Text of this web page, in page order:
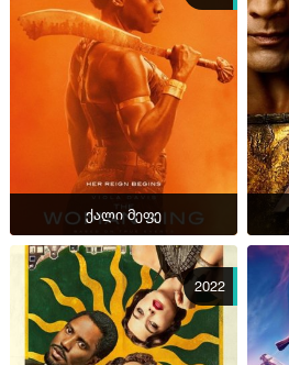
ქალი მეფე
2022